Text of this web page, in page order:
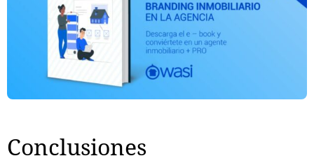
Conclusiones